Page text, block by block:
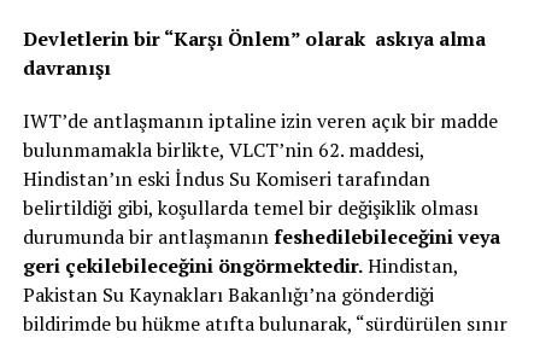
Devletlerin bir “Karşı Önlem” olarak askıya alma
davranışı
IWT’de antlaşmanın iptaline izin veren açık bir madde
bulunmamakla birlikte, VLCT’nin 62. maddesi,
Hindistan’ın eski İndus Su Komiseri tarafından
belirtildiği gibi, koşullarda temel bir değişiklik olması
durumunda bir antlaşmanınfeshedilebileceğini veya
geri çekilebileceğini öngörmektedir.Hindistan,
Pakistan Su Kaynakları Bakanlığı’na gönderdiği
bildirimde bu hükme atıfta bulunarak, “sürdürülen sınır